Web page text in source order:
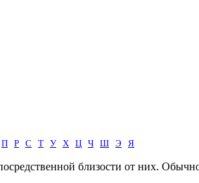
П Р С Т У Х Ц Ч Ш Э Я
близости от них.